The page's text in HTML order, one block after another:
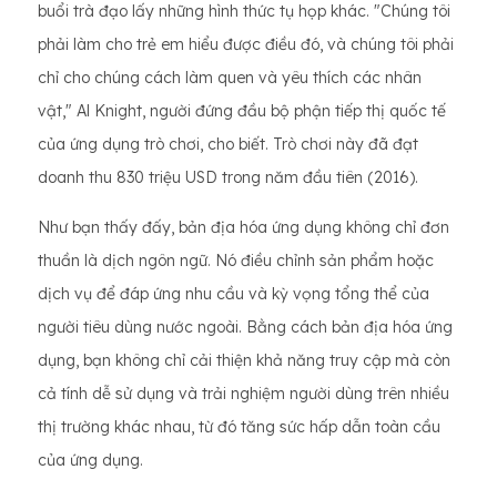
buổi trà đạo lấy những hình thức tụ họp khác. "Chúng tôi
phải làm cho trẻ em hiểu được điều đó, và chúng tôi phải
chỉ cho chúng cách làm quen và yêu thích các nhân
vật," Al Knight, người đứng đầu bộ phận tiếp thị quốc tế
của ứng dụng trò chơi, cho biết. Trò chơi này đã đạt
doanh thu 830 triệu USD trong năm đầu tiên (2016).
Như bạn thấy đấy, bản địa hóa ứng dụng không chỉ đơn
thuần là dịch ngôn ngữ. Nó điều chỉnh sản phẩm hoặc
dịch vụ để đáp ứng nhu cầu và kỳ vọng tổng thể của
người tiêu dùng nước ngoài. Bằng cách bản địa hóa ứng
dụng, bạn không chỉ cải thiện khả năng truy cập mà còn
cả tính dễ sử dụng và trải nghiệm người dùng trên nhiều
thị trường khác nhau, từ đó tăng sức hấp dẫn toàn cầu
của ứng dụng.